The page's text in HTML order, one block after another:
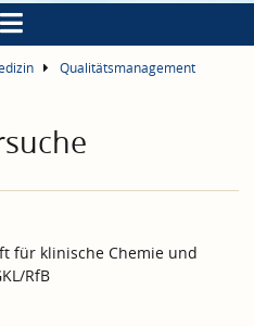
Qualitätsmanagement
für klinische Chemie und
RfB